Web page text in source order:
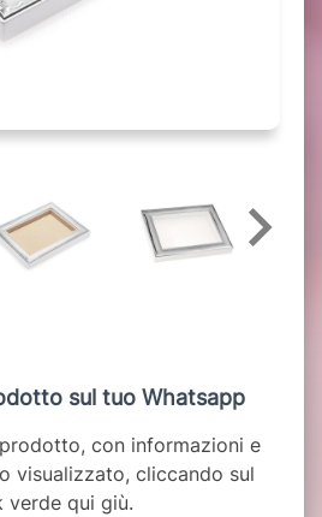
sul tuo Whatsapp
con informazioni e
visualizzato, cliccando sul
verde qui giù.